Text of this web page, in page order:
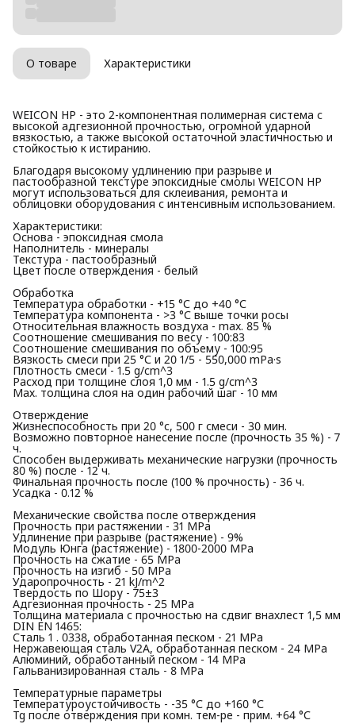
О товаре Характеристики
WEICON НР - это 2-компонентная полимерная система с
высокой адгезионной прочностью, огромной ударной
вязкостью, а также высокой остаточной эластичностью и
стойкостью к истиранию.
Благодаря высокому удлинению при разрыве и
пастообразной текстуре эпоксидные смолы WEICON НР
могут использоваться для склеивания, ремонта и
облицовки оборудования с интенсивным использованием.
Характеристики:
Основа - эпоксидная смола
Наполнитель - минералы
Текстура - пастообразный
Цвет после отверждения - белый
Обработка
Температура обработки - +15 °С до +40 °С
Температура компонента - >3 °С выше точки росы
Относительная влажность воздуха - max. 85 %
Соотношение смешивания по весу - 100:83
Соотношение смешивания по объему - 100:95
Вязкость смеси при 25 °С и 20 1/5 - 550,000 mPa·s
Плотность смеси - 1.5 g/cm^3
Расход при толщине слоя 1,0 мм - 1.5 g/cm^3
Мах. толщина слоя на один рабочий шаг - 10 мм
Отверждение
Жизнеспособность при 20 °с, 500 г смеси - 30 мин.
Возможно повторное нанесение после (прочность 35 %) - 7
ч.
Способен выдерживать механические нагрузки (прочность
80 %) после - 12 ч.
Финальная прочность после (100 % прочность) - 36 ч.
Усадка - 0.12 %
Механические свойства после отверждения
Прочность при растяжении - 31 МРа
Удлинение при разрыве (растяжение) - 9%
Модуль Юнга (растяжение) - 1800-2000 МРа
Прочность на сжатие - 65 МРа
Прочность на изгиб - 50 МРа
Ударопрочность - 21 kJ/m^2
Твердость по Шору - 75±3
Адгезионная прочность - 25 МРа
Толщина материала с прочностью на сдвиг внахлест 1,5 мм
DIN EN 1465:
Сталь 1 . 0338, обработанная песком - 21 МРа
Нержавеющая сталь V2A, обработанная песком - 24 МРа
Алюминий, обработанный песком - 14 МРа
Гальванизированная сталь - 8 МРа
Температурные параметры
Температуроустойчивость - -35 °С до +160 °С
Tg после отверждения при комн. тем-ре - прим. +64 °С